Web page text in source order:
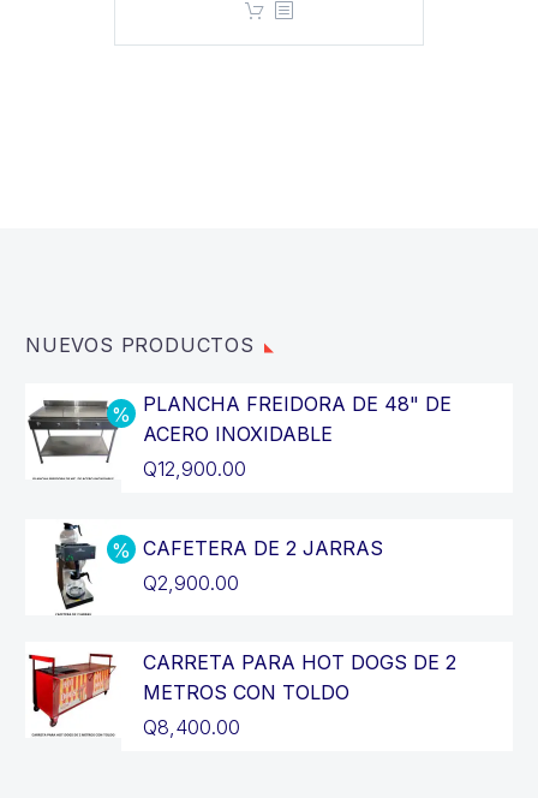
NUEVOS PRODUCTOS
PLANCHA FREIDORA DE 48" DE
ACERO INOXIDABLE
El
original
era:
Q12,900.00
precio
actual
CAFETERA DE 2 JARRAS
El
original
era:
Q3,200.00.
Q2,900.00
precio
actual
es:
CARRETA PARA HOT DOGS DE 2
METROS CON TOLDO
Q8,400.00